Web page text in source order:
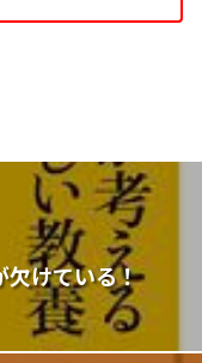
欠けている！